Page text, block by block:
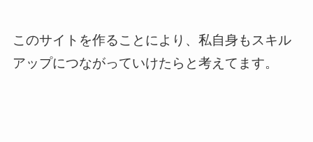
このサイトを作ることにより、私自身もスキル
アップにつながっていけたらと考えてます。